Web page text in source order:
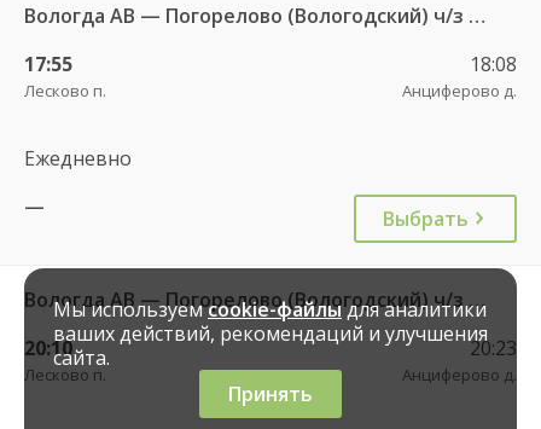
Вологда АВ — Погорелово (Вологодский) ч/з Новый Источник 422
17:55
Лесково п.
18:08
Анциферово д.
Ежедневно
—
Выбрать
Вологда АВ — Погорелово (Вологодский) ч/з Новый Источник 422
20:10
Лесково п.
20:23
Анциферово д.
Мы используемcookie-файлыдля аналитики
ваших действий, рекомендаций и улучшения
сайта.
Принять